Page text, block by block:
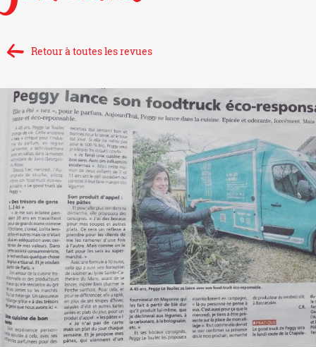
Retour à toutes les revues